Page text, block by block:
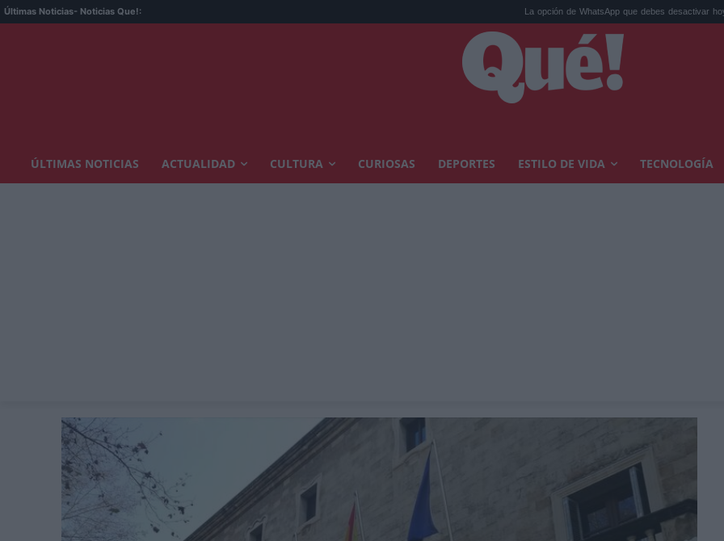
Últimas Noticias- Noticias Que!: La opción de WhatsApp que debes desactivar hoy mis...
ÚLTIMAS NOTICIAS ACTUALIDAD CULTURA CURIOSAS DEPORTES ESTILO DE VIDA TECNOLOGÍA